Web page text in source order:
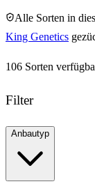
Alle Sorten in
King Genetics
106 Sorten
Filter
Anbautyp